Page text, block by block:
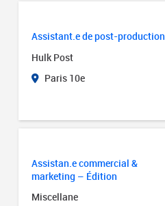
Assistant.e de post-production
Hulk Post
Paris 10e
Assistan.e commercial &
marketing – Édition
Miscellane